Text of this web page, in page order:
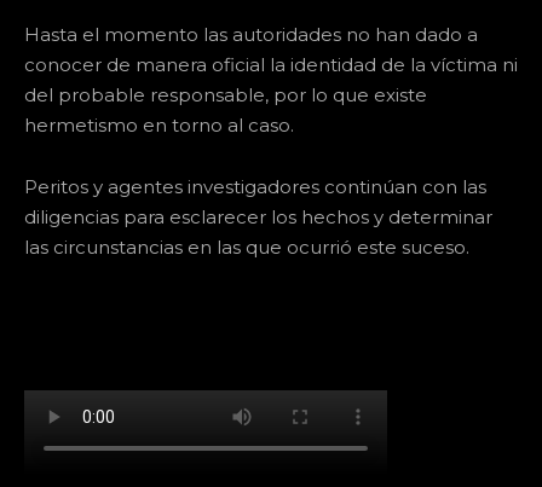
Hasta el momento las autoridades no han dado a
conocer de manera oficial la identidad de la víctima ni
del probable responsable, por lo que existe
hermetismo en torno al caso.
Peritos y agentes investigadores continúan con las
diligencias para esclarecer los hechos y determinar
las circunstancias en las que ocurrió este suceso.